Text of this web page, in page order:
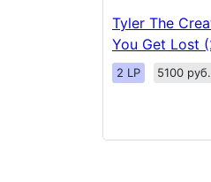
Tyler The
You Get Lost
2 LP 5100 руб.